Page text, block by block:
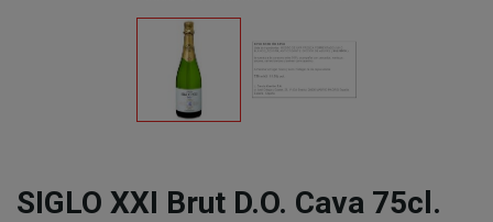
SIGLO XXI Brut D.O. Cava 75cl.